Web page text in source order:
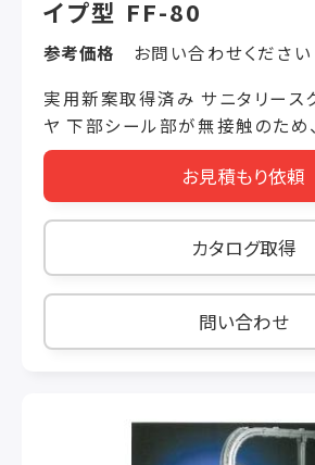
イプ型 FF-80
参考価格
お問い合わせください
実用新案取得済み サニタリース
ヤ 下部シール部が無接触のため、製品へのコン
タミが無い ワンタッチにてシー
可能 サニタリー式のため食品や
女性でもラクラク起倒ができ分
易なため日々の洗浄時間を短縮
径でも高能力 防水構造なので養
可能 オイルシールでも対応可能 CASE 搬送実績
食品関連（粉粒体） 添加物 グル
ム、クエン酸、顆粒ソルビン酸カ
物、香辛料、調味料他 食品粉 トマ
ン粉末、大豆粉末、コーヒー粉末
お見積もり依頼
カタログ取得
問い合わせ